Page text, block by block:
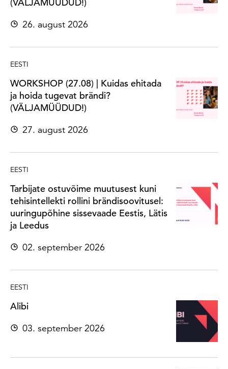
26. august 2026
EESTI
WORKSHOP (27.08) | Kuidas ehitada
ja hoida tugevat brändi?
(VÄLJAMÜÜDUD!)
27. august 2026
EESTI
Tarbijate ostuvõime muutusest kuni
tehisintellekti rollini brändisoovitusel:
uuringupõhine sissevaade Eestis, Lätis
ja Leedus
02. september 2026
EESTI
Alibi
03. september 2026